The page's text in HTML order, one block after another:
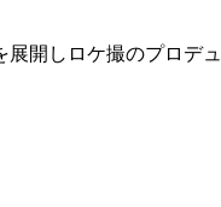
展開しロケ撮のプロデ